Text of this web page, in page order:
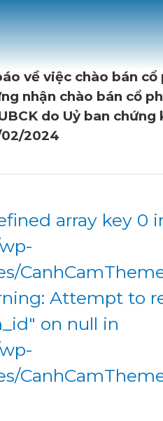
về việc chào bán
nhận chào bán cổ
do Uỷ ban chứng
2024
array key 0
Attempt to
on null in